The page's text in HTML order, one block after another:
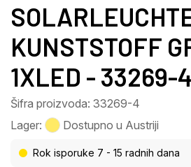
KUNSTSTOFF
1XLED - 33269-4
Šifra proizvoda: 33269-4
Lager:
Dostupno u Austriji
Rok isporuke 7 - 15 radnih dana